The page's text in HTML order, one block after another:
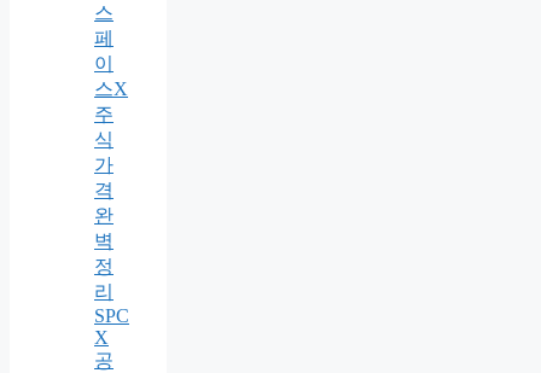
스
페
이
스X
주
식
가
격
완
벽
정
리
SPC
X
공